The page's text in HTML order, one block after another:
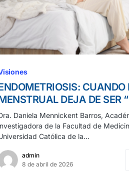
CUANDO
DEJA DE SER
Daniela Mennickent Barros,
de la Facultad de
Católica de la…
admin
8 de abril de 2026